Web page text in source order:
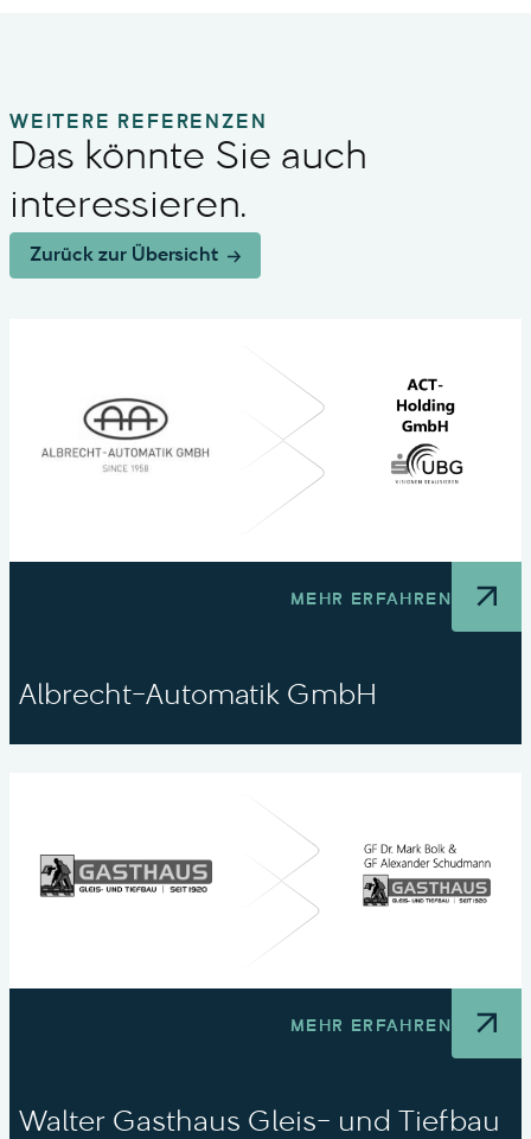
WEITERE REFERENZEN
Das könnte Sie auch
interessieren.
Zurück zur Übersicht
MEHR ERFAHREN
Albrecht-Automatik GmbH
MEHR ERFAHREN
Walter Gasthaus Gleis- und Tiefbau